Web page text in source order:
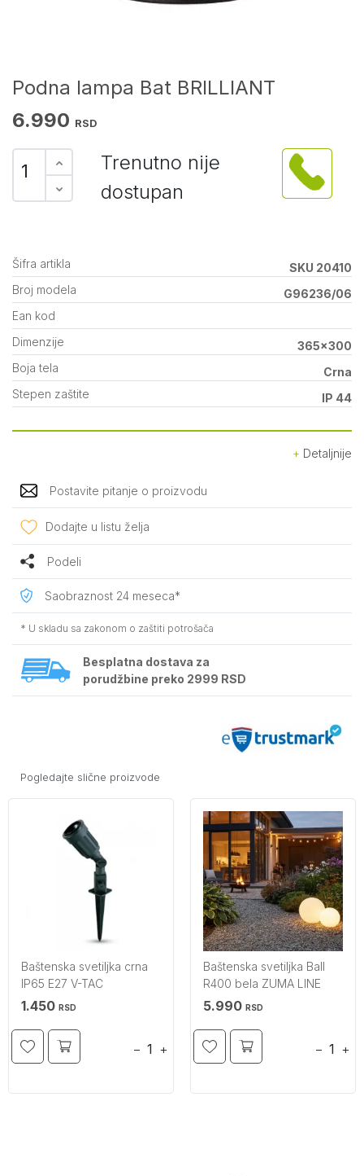
Podna lampa Bat BRILLIANT
6.990 RSD
Trenutno nije
dostupan
Šifra artikla
SKU 20410
Broj modela
G96236/06
Ean kod
Dimenzije
365x300
Boja tela
Crna
Stepen zaštite
IP 44
Detaljnije
Postavite pitanje o proizvodu
Dodajte u listu želja
Podeli
Saobraznost 24 meseca*
* U skladu sa zakonom o zaštiti potrošača
Besplatna dostava za
porudžbine preko 2999 RSD
Pogledajte slične proizvode
Baštenska svetiljka crna
IP65 E27 V-TAC
1.450 RSD
− +
Baštenska svetiljka Ball
R400 bela ZUMA LINE
5.990 RSD
− +